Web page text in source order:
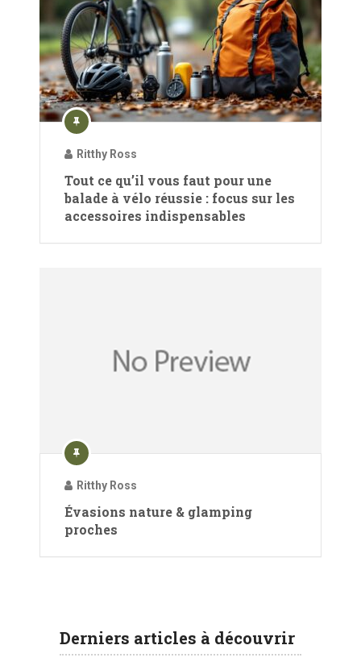
Ritthy Ross
Tout ce qu’il vous faut pour une
balade à vélo réussie : focus sur les
accessoires indispensables
Ritthy Ross
Évasions nature & glamping
proches
Derniers articles à découvrir